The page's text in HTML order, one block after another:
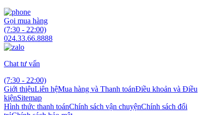
Gọi mua hàng
(7:30 - 22:00)
024.33.66.8888
Chat tư vấn
(7:30 - 22:00)
Giới thiệuLiên hệMua hàng và Thanh toánĐiều khoản và Điều
kiệnSitemap
Hình thức thanh toánChính sách vận chuyệnChính sách đổi